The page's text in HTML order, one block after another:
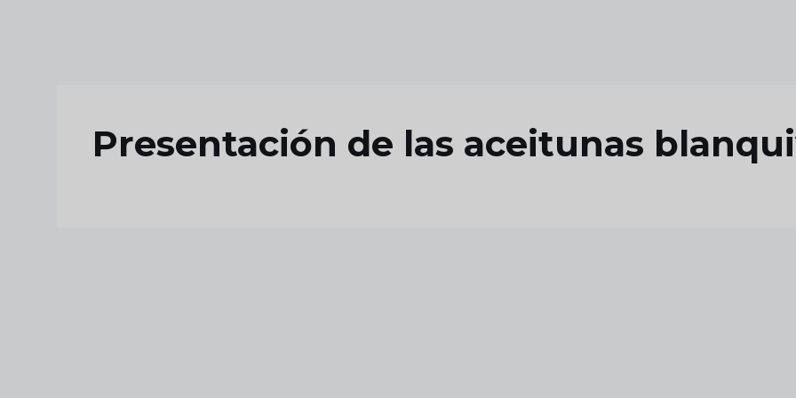
Presentación de las aceitunas